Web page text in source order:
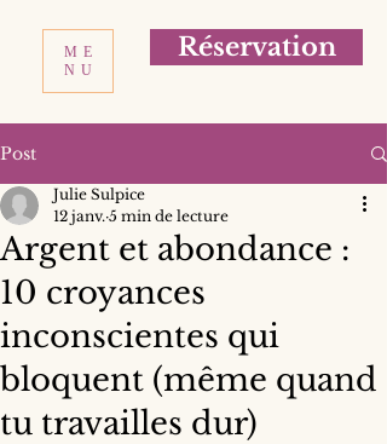
ME
NU
Réservation
Post
Argent et abondance :
10 croyances
inconscientes qui
bloquent (même quand
tu travailles dur)
Julie Sulpice
12 janv. 5 min de lecture